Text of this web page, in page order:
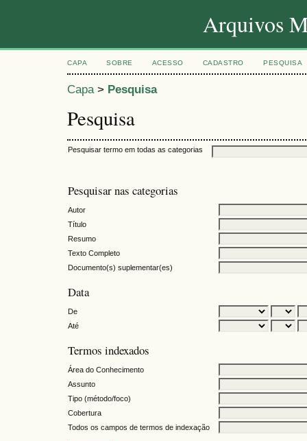
Arquivos
CAPA SOBRE ACESSO CADASTRO PESQUISA
Capa> Pesquisa
Pesquisa
Pesquisar termo em todas as categorias
Pesquisar nas categorias
Autor
Título
Resumo
Texto Completo
Documento(s) suplementar(es)
Data
De
Até
Termos indexados
Área do Conhecimento
Assunto
Tipo (método/foco)
Cobertura
Todos os campos de termos de indexação